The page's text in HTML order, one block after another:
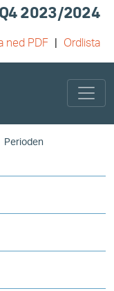
Q4 2023/2024
ned PDF Ordlista
Perioden